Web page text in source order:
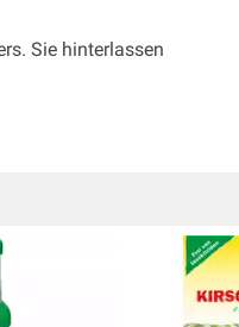
Sie hinterlassen